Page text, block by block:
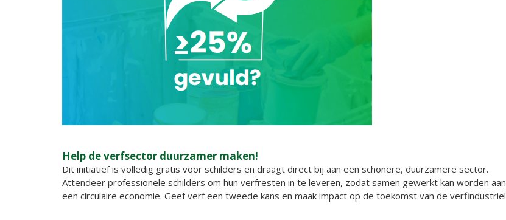
Help de verfsector duurzamer maken!
Dit initiatief is volledig gratis voor schilders en draagt direct bij aan een schonere, duurzamere sector.
Attendeer professionele schilders om hun verfresten in te leveren, zodat samen gewerkt kan worden aan
een circulaire economie. Geef verf een tweede kans en maak impact op de toekomst van de verfindustrie!